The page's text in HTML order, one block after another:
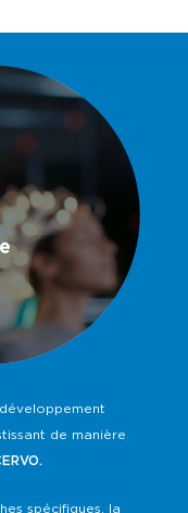
de manière
spécifiques, la